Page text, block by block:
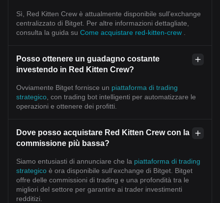
Sì, Red Kitten Crew è attualmente disponibile sull’exchange
centralizzato di Bitget. Per altre informazioni dettagliate,
consulta la guida su Come acquistare red-kitten-crew
Posso ottenere un guadagno costante
investendo in Red Kitten Crew?
Ovviamente Bitget fornisce un piattaforma di trading
strategico , con trading bot intelligenti per automatizzare le
operazioni e ottenere dei profitti.
Dove posso acquistare Red Kitten Crew con la
commissione più bassa?
Siamo entusiasti di annunciare che la piattaforma di trading
strategico è ora disponibile sull’exchange di Bitget. Bitget
offre delle commissioni di trading e una profondità tra le
migliori del settore per garantire ai trader investimenti
redditizi.